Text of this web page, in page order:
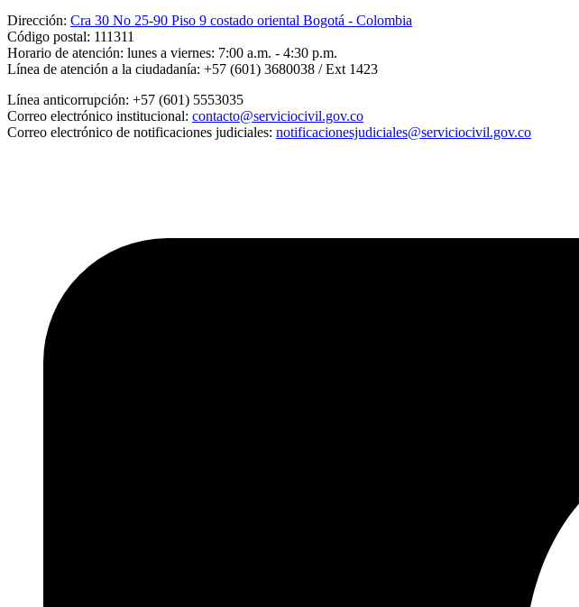
Dirección: Cra 30 No 25-90 Piso 9 costado oriental Bogotá - Colombia
Código postal: 111311
Horario de atención: lunes a viernes: 7:00 a.m. - 4:30 p.m.
Línea de atención a la ciudadanía: +57 (601) 3680038 / Ext 1423
Línea anticorrupción: +57 (601) 5553035
Correo electrónico institucional: contacto@serviciocivil.gov.co
Correo electrónico de notificaciones judiciales: notificacionesjudiciales@serviciocivil.gov.co